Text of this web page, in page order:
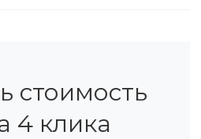
стоимость
4 клика